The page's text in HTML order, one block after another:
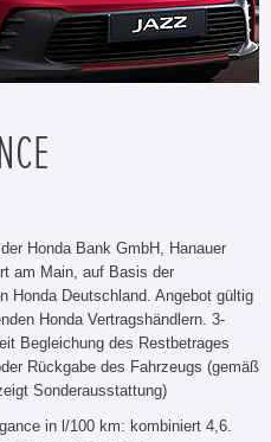
Honda Bank GmbH, Hanauer
am Main, auf Basis der
Honda Deutschland. Angebot gültig
Honda Vertragshändlern. 3-
Begleichung des Restbetrages
Rückgabe des Fahrzeugs (gemäß
Sonderausstattung)
in l/100 km: kombiniert 4,6.